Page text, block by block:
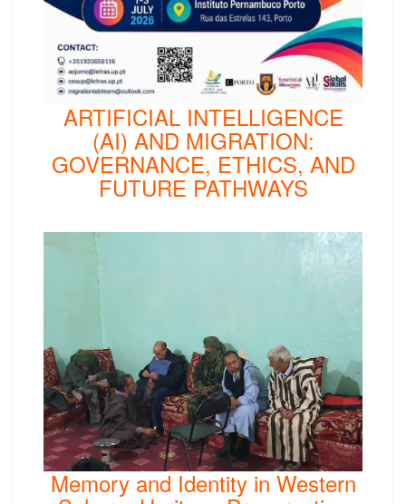
ARTIFICIAL INTELLIGENCE
(AI) AND MIGRATION:
GOVERNANCE, ETHICS, AND
FUTURE PATHWAYS
Memory and Identity in Western